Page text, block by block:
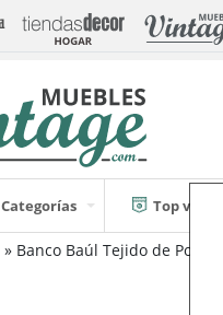
Categorías Top ventas
» Banco Baúl Tejido de